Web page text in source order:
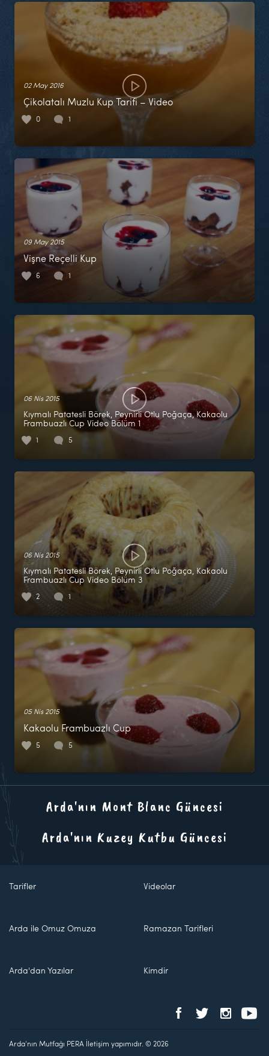
02 May 2016
Çikolatalı Muzlu Kup Tarifi – Video
0 1
09 May 2015
Vişne Reçelli Kup
6 1
06 Nis 2015
Kıymalı Patatesli Börek, Peynirli Otlu Poğaça, Kakaolu
Frambuazlı Cup Video Bölüm 1
1 5
06 Nis 2015
Kıymalı Patatesli Börek, Peynirli Otlu Poğaça, Kakaolu
Frambuazlı Cup Video Bölüm 3
2 1
05 Nis 2015
Kakaolu Frambuazlı Cup
5 5
Arda'nın Mont Blanc Güncesi
Arda'nın Kuzey Kutbu Güncesi
Tarifler Videolar
Arda ile Omuz Omuza Ramazan Tarifleri
Arda'dan Yazılar Kimdir
Arda'nın Mutfağı PERA İletişim yapımıdır. © 2026